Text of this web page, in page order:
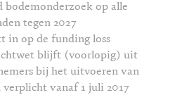
op alle
tegen 2027
in op de funding loss
blijft (voorlopig) uit
bij het uitvoeren van
vanaf 1 juli 2017